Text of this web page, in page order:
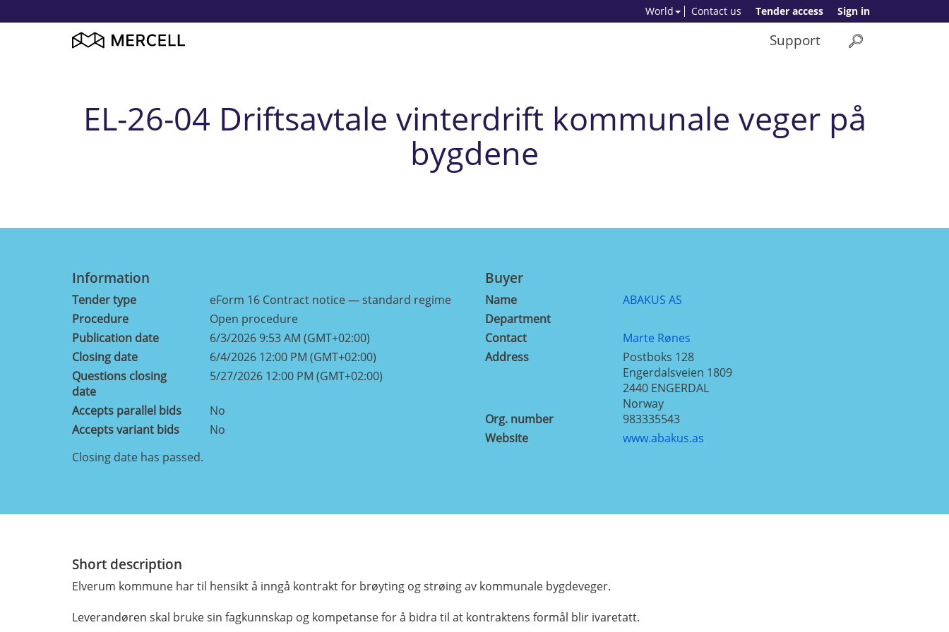
Sign in
Tender access
Contact us
World
Support
EL-26-04 Driftsavtale vinterdrift kommunale veger på
bygdene
Information
Tender type
eForm 16 Contract notice — standard regime
Procedure
Open procedure
Publication date
6/3/2026 9:53 AM (GMT+02:00)
Closing date
6/4/2026 12:00 PM (GMT+02:00)
Questions closing
date
5/27/2026 12:00 PM (GMT+02:00)
Accepts parallel bids
No
Accepts variant bids
No
Buyer
Name
ABAKUS AS
Department
Contact
Marte Rønes
Address
Postboks 128
Engerdalsveien 1809
2440 ENGERDAL
Norway
Org. number
983335543
Website
www.abakus.as
Closing date has passed.
Short description
Elverum kommune har til hensikt å inngå kontrakt for brøyting og strøing av kommunale bygdeveger.
Leverandøren skal bruke sin fagkunnskap og kompetanse for å bidra til at kontraktens formål blir ivaretatt.